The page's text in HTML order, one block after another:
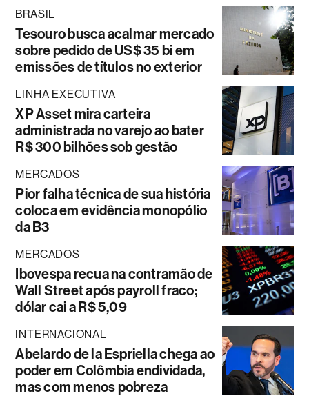
BRASIL
Tesouro busca acalmar mercado
sobre pedido de US$ 35 bi em
emissões de títulos no exterior
LINHA EXECUTIVA
XP Asset mira carteira
administrada no varejo ao bater
R$ 300 bilhões sob gestão
MERCADOS
Pior falha técnica de sua história
coloca em evidência monopólio
da B3
MERCADOS
Ibovespa recua na contramão de
Wall Street após payroll fraco;
dólar cai a R$ 5,09
INTERNACIONAL
Abelardo de la Espriella chega ao
poder em Colômbia endividada,
mas com menos pobreza